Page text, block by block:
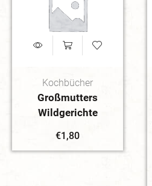
Kochbücher
Großmutters
Wildgerichte
€1,80